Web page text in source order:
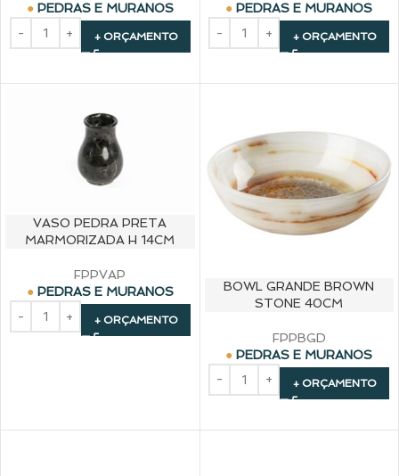
PEDRAS E MURANOS
+ ORÇAMENTO
PEDRAS E MURANOS
+ ORÇAMENTO
VASO PEDRA PRETA
MARMORIZADA H 14CM
FPPVAP
PEDRAS E MURANOS
+ ORÇAMENTO
BOWL GRANDE BROWN
STONE 40CM
FPPBGD
PEDRAS E MURANOS
+ ORÇAMENTO